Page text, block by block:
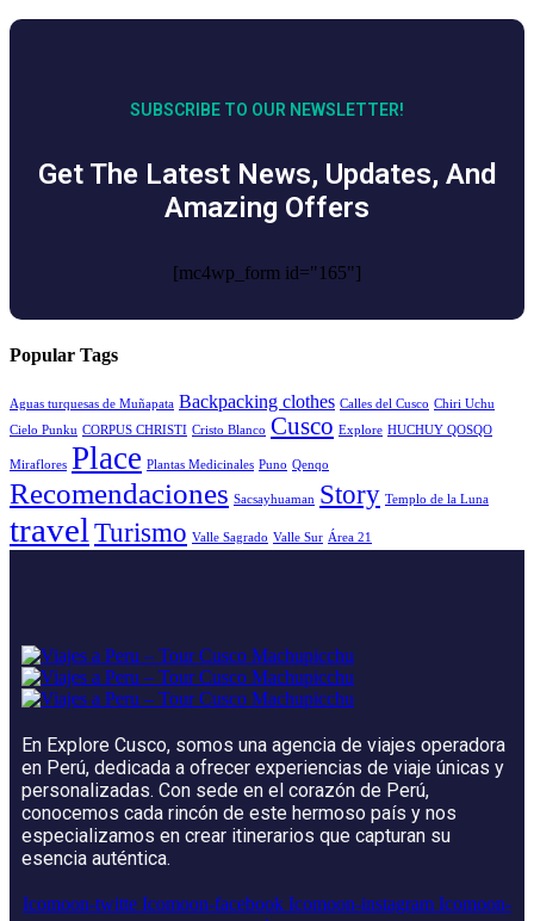
SUBSCRIBE TO OUR NEWSLETTER!
Get The Latest News, Updates, And
Amazing Offers
[mc4wp_form id="165"]
Popular Tags
Aguas turquesas de Muñapata Backpacking clothes Calles del Cusco Chiri Uchu
Cielo Punku CORPUS CHRISTI Cristo Blanco Cusco Explore HUCHUY QOSQO
Miraflores Place Plantas Medicinales Puno Qenqo
Recomendaciones Sacsayhuaman Story Templo de la Luna
travel Turismo Valle Sagrado Valle Sur Área 21
En Explore Cusco, somos una agencia de viajes operadora
en Perú, dedicada a ofrecer experiencias de viaje únicas y
personalizadas. Con sede en el corazón de Perú,
conocemos cada rincón de este hermoso país y nos
especializamos en crear itinerarios que capturan su
esencia auténtica.
Icomoon-twitte Icomoon-facebook Icomoon-instagram Icomoon-